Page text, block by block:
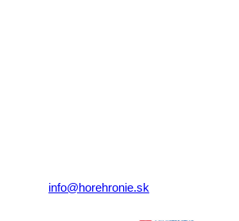
info@horehronie.sk